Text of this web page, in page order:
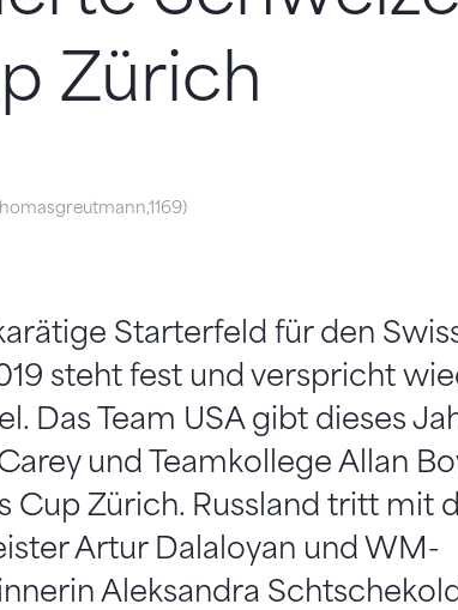
Zürich
Starterfeld für den
steht fest und verspricht
Das Team USA gibt dieses
und Teamkollege Allan
Cup Zürich. Russland tritt mit
Artur Dalaloyan und WM-
Aleksandra